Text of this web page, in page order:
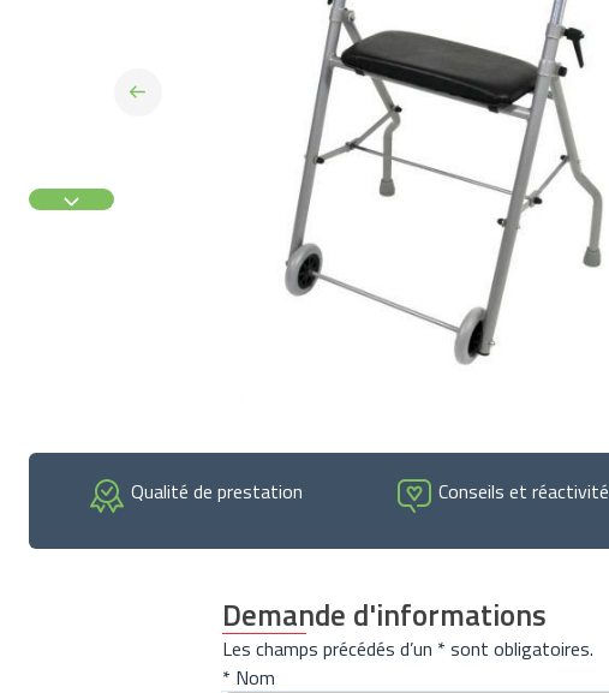
Qualité de prestation Conseils et réactivité
Demande d'informations
Les champs précédés d’un * sont obligatoires.
* Nom